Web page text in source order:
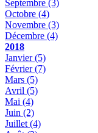
Septembre (3)
Octobre (4)
Novembre (3)
Décembre (4)
2018
Janvier(5)
Février(7)
Mars (5)
Avril (5)
Mai (4)
Juin (2)
Juillet (4)